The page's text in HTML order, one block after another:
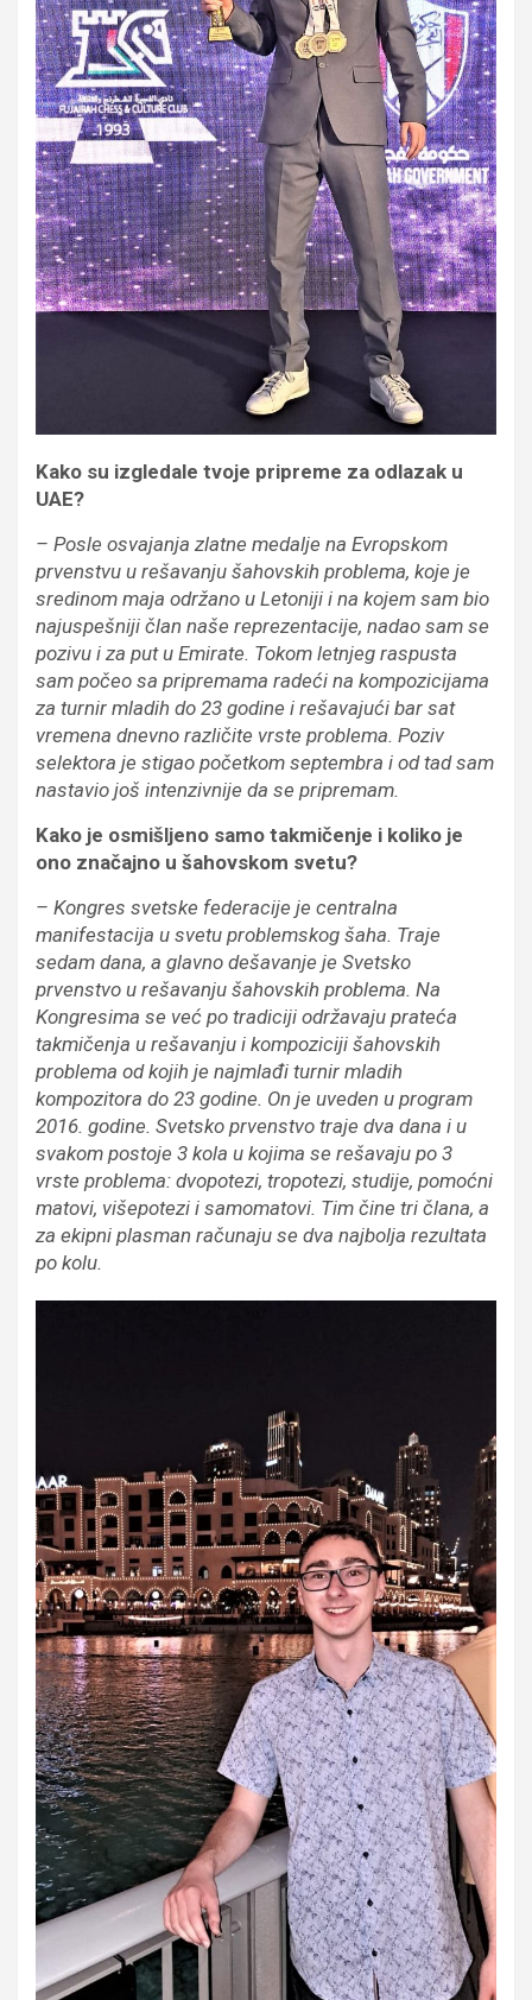
Kako su izgledale tvoje pripreme za odlazak u
UAE?
– Posle osvajanja zlatne medalje na Evropskom
prvenstvu u rešavanju šahovskih problema, koje je
sredinom maja održano u Letoniji i na kojem sam bio
najuspešniji član naše reprezentacije, nadao sam se
pozivu i za put u Emirate. Tokom letnjeg raspusta
sam počeo sa pripremama radeći na kompozicijama
za turnir mladih do 23 godine i rešavajući bar sat
vremena dnevno različite vrste problema. Poziv
selektora je stigao početkom septembra i od tad sam
nastavio još intenzivnije da se pripremam.
Kako je osmišljeno samo takmičenje i koliko je
ono značajno u šahovskom svetu?
– Kongres svetske federacije je centralna
manifestacija u svetu problemskog šaha. Traje
sedam dana, a glavno dešavanje je Svetsko
prvenstvo u rešavanju šahovskih problema. Na
Kongresima se već po tradiciji održavaju prateća
takmičenja u rešavanju i kompoziciji šahovskih
problema od kojih je najmlađi turnir mladih
kompozitora do 23 godine. On je uveden u program
2016. godine. Svetsko prvenstvo traje dva dana i u
svakom postoje 3 kola u kojima se rešavaju po 3
vrste problema: dvopotezi, tropotezi, studije, pomoćni
matovi, višepotezi i samomatovi. Tim čine tri člana, a
za ekipni plasman računaju se dva najbolja rezultata
po kolu.